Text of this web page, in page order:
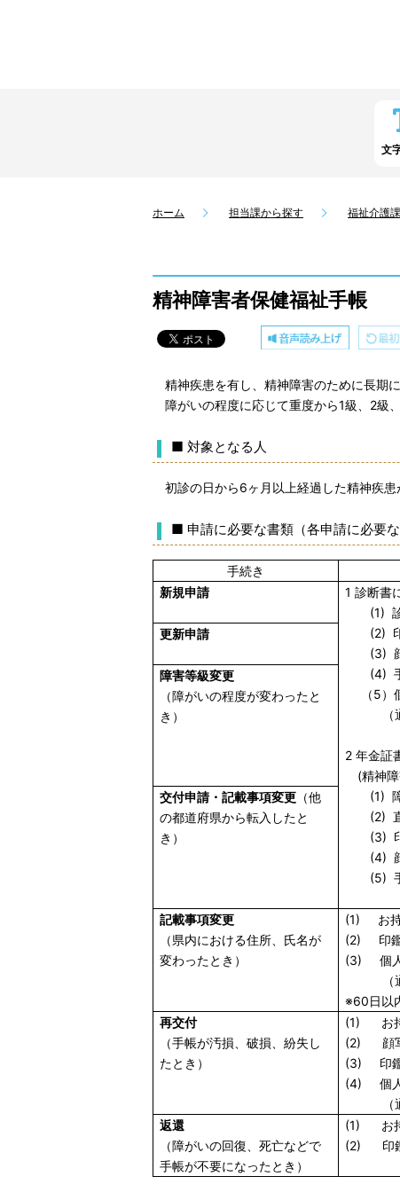
文
ホーム 担当課から探す 福祉介護課
精神障害者保健福祉手帳
精神疾患を有し、精神障害のために長期
障がいの程度に応じて重度から1級、2級
■ 対象となる人
初診の日から6ヶ月以上経過した精神疾患
■ 申請に必要な書類（各申請に必要
手続き
新規申請
1 診断書
(1) 診
(2) 印
(3) 顔
(4) 手
（5）
（通知
2 年金証
(精神障
(1) 障
(2) 直
(3) 印
(4) 顔
(5) 手
更新申請
障害等級変更
（障がいの程度が変わったと
き）
交付申請・記載事項変更 （他
の都道府県から転入したと
き）
記載事項変更
（県内における住所、氏名が
変わったとき）
(1) お持
(2) 印鑑
(3) 個人
（通知
※60日以
再交付
（手帳が汚損、破損、紛失し
たとき）
(1) お持
(2) 顔写
(3) 印鑑
(4) 個人
（通知
返還
（障がいの回復、死亡などで
手帳が不要になったとき）
(1) お
(2) 印鑑